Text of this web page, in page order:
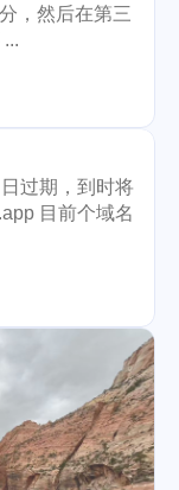
，然后在第三
过期，到时将
目前个域名